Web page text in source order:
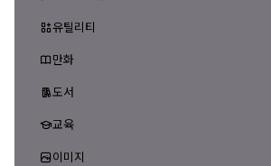
유틸리티
만화
도서
교육
이미지